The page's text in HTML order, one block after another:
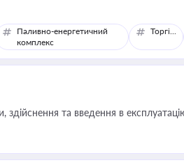
Паливно-енергетичний
комплекс
Торгівля
та введення в